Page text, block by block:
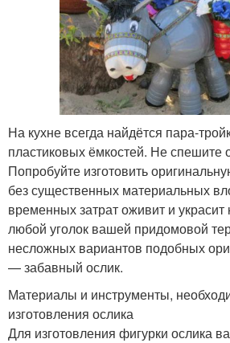
На кухне всегда найдётся пара-
пластиковых ёмкостей. Не спешите
Попробуйте изготовить
без существенных материальных
временных затрат оживит и украсит
любой уголок вашей придомовой
несложных вариантов подобных
— забавный ослик.
Материалы и инструменты,
изготовления ослика
Для изготовления фигурки ослика